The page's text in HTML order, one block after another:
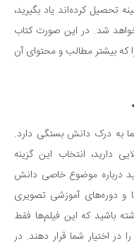
تحصیل کرده‌اند یاد بگیرید،
شد. در این صورت کتاب
که بیشتر مطالب و محتوای آن
به درک دانش بستگی دارد.
دارید، انتخاب این گزینه
درباره موضوع خاصی دانش
و دوره‌های آموزشی تصویری
باشید که این فیلم‌ها فقط
در اختیار شما قرار دهند. در